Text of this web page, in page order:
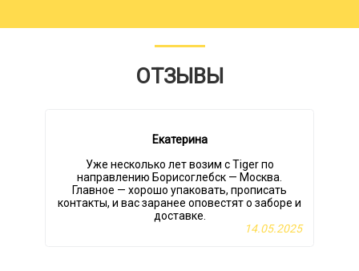
ОТЗЫВЫ
Екатерина
Уже несколько лет возим с Tiger по
направлению Борисоглебск — Москва.
Главное — хорошо упаковать, прописать
контакты, и вас заранее оповестят о заборе и
доставке.
14.05.2025